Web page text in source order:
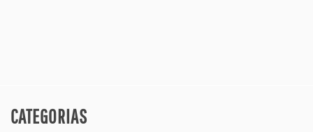
CATEGORIAS